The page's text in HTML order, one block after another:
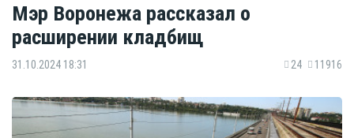
Мэр Воронежа рассказал о
расширении кладбищ
31.10.2024 18:31 24 11916